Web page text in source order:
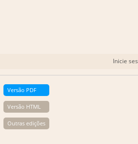
Inicie
Versão PDF
Versão HTML
Outras edições